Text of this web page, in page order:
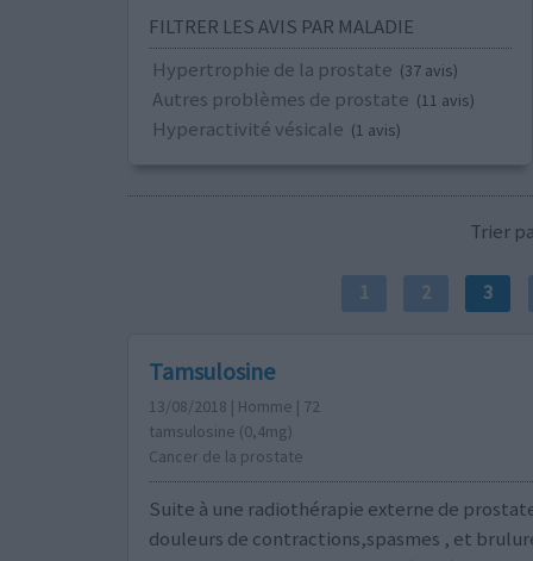
FILTRER LES AVIS PAR MALADIE
Hypertrophie de la prostate (37 avis)
Autres problèmes de prostate (11 avis)
Hyperactivité vésicale (1 avis)
Trier
1 2 3
Tamsulosine
13/08/2018 | Homme | 72
tamsulosine (0,4mg)
Cancer de la prostate
Suite à une radiothérapie externe de
douleurs de contractions,spasmes , et